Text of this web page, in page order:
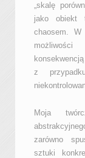
„skalę
jako obiekt
chaosem. W
z
Moja
zarówno
sztuki